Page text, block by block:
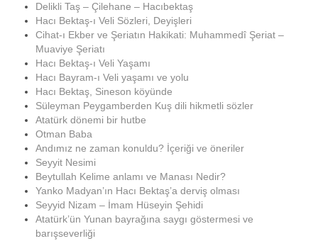
Delikli Taş – Çilehane – Hacıbektaş
Hacı Bektaş-ı Veli Sözleri, Deyişleri
Cihat-ı Ekber ve Şeriatın Hakikati: Muhammedî Şeriat –
Muaviye Şeriatı
Hacı Bektaş-ı Veli Yaşamı
Hacı Bayram-ı Veli yaşamı ve yolu
Hacı Bektaş, Sineson köyünde
Süleyman Peygamberden Kuş dili hikmetli sözler
Atatürk dönemi bir hutbe
Otman Baba
Andımız ne zaman konuldu? İçeriği ve öneriler
Seyyit Nesimi
Beytullah Kelime anlamı ve Manası Nedir?
Yanko Madyan’ın Hacı Bektaş’a derviş olması
Seyyid Nizam – İmam Hüseyin Şehidi
Atatürk’ün Yunan bayrağına saygı göstermesi ve
barışseverliği